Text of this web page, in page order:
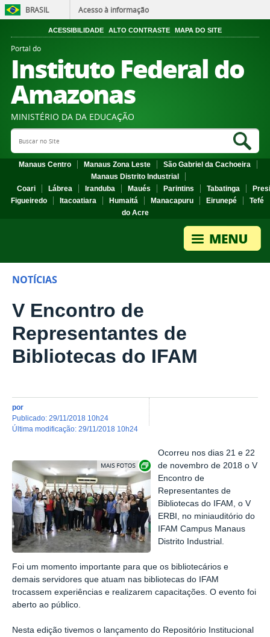
BRASIL Acesso à informação
ACESSIBILIDADE ALTO CONTRASTE MAPA DO SITE
Portal do
Instituto Federal do
Amazonas
MINISTÉRIO DA DA EDUCAÇÃO
Search Site
Manaus Centro Manaus Zona Leste
São Gabriel da Cachoeira
Manaus Distrito Industrial
Coari
Lábrea Iranduba Maués Parintins Tabatinga
Figueiredo
Itacoatiara Humaitá Manacapuru Eirunepé
Tefé
do Acre
NOTÍCIAS
V Encontro de
Representantes de
Bibliotecas do IFAM
por
publicado: 29/11/2018 10h24
última modificação: 29/11/2018 10h24
Show image carousel
Ocorreu nos dias 21 e 22
de novembro de 2018 o V
Encontro de
Representantes de
Bibliotecas do IFAM, o V
ERBI, no miniauditório do
IFAM Campus Manaus
Distrito Industrial.
Foi um momento importante para que os bibliotecários e
demais servidores que atuam nas bibliotecas do IFAM
trocassem experiências e realizarem capacitações. O evento foi
aberto ao público.
Nesta edição tivemos o lançamento do Repositório Institucional